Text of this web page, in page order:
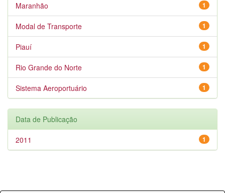
1
Maranhão
1
Modal de Transporte
1
Piauí
1
Rio Grande do Norte
1
Sistema Aeroportuário
Data de Publicação
1
2011